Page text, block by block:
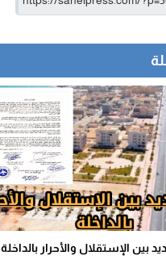
بين الإستقلال والأحرار بالداخلة